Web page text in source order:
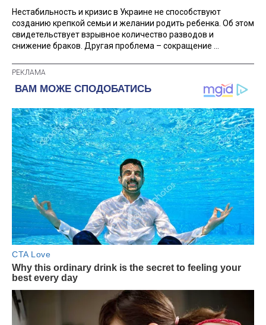
Нестабильность и кризис в Украине не способствуют
созданию крепкой семьи и желании родить ребенка. Об этом
свидетельствует взрывное количество разводов и
снижение браков. Другая проблема – сокращение ...